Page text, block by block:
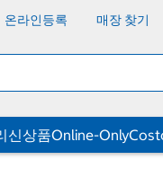
온라인등록 매장 찾기
신상품Online-Only